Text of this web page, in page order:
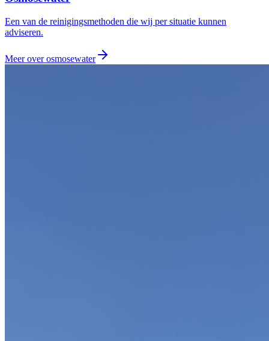
Een van de reinigingsmethoden die wij per situatie kunnen
adviseren.
Meer overosmosewater